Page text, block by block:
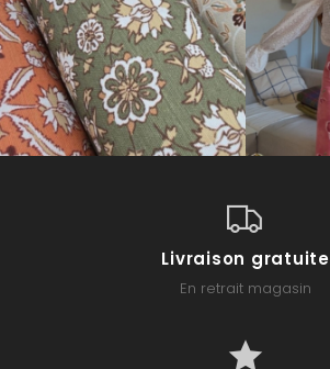
Livraison gratuite
En retrait magasin